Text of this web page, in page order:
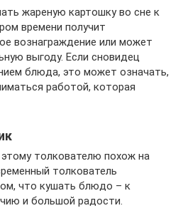
жареную картошку во сне к
времени получит
вознаграждение или может
выгоду. Если сновидец
блюда, это может означать,
работой, которая
толкователю похож на
толкователь
что кушать блюдо – к
и большой радости.